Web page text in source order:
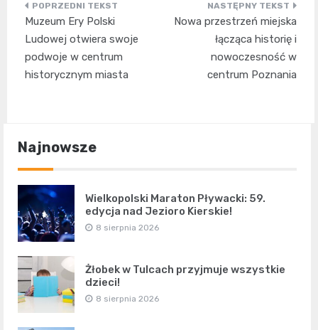
Nawigacja
wpisu
Muzeum Ery Polski
Ludowej otwiera swoje
podwoje w centrum
historycznym miasta
Nowa przestrzeń miejska
łącząca historię i
nowoczesność w
centrum Poznania
Najnowsze
Wielkopolski Maraton Pływacki: 59.
edycja nad Jezioro Kierskie!
8 sierpnia 2026
Żłobek w Tulcach przyjmuje wszystkie
dzieci!
8 sierpnia 2026